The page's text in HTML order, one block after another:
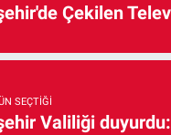
Çekilen
SEÇTIĞI
Valiliği